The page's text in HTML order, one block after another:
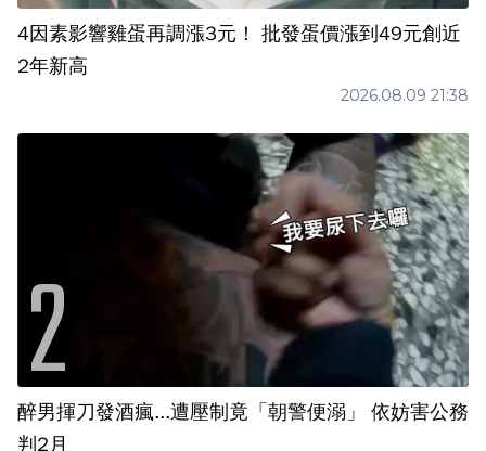
4因素影響雞蛋再調漲3元！ 批發蛋價漲到49元創近
2年新高
2026.08.09 21:38
醉男揮刀發酒瘋...遭壓制竟「朝警便溺」 依妨害公務
判2月